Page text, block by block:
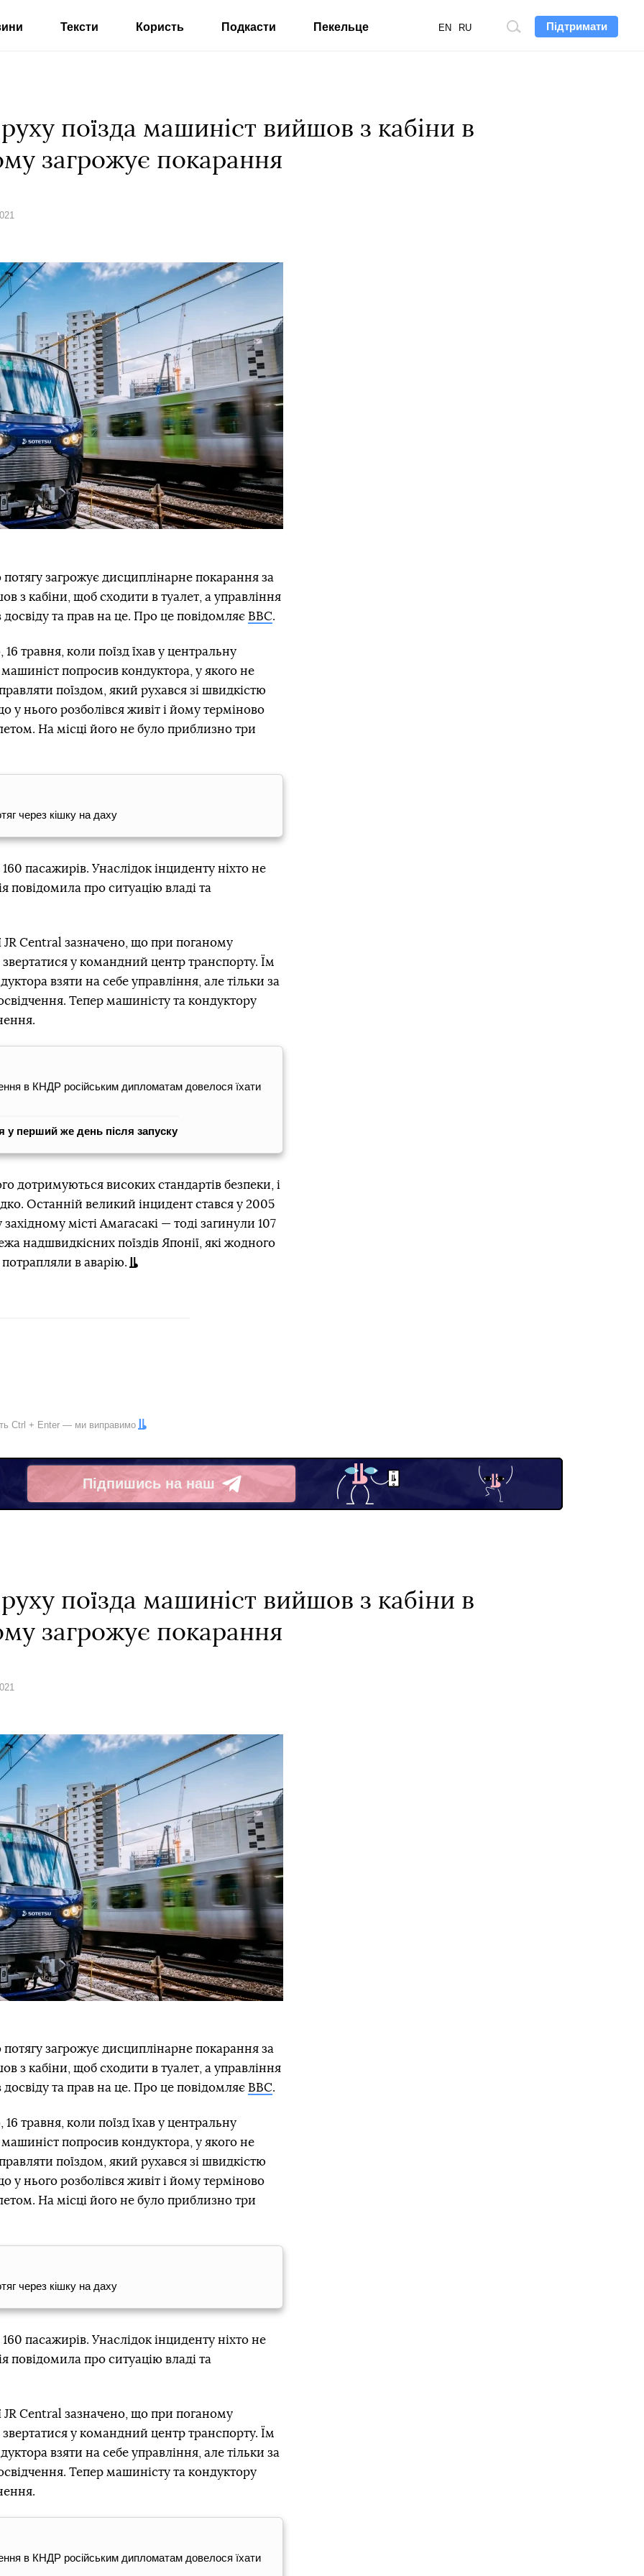
Підтримати
Пошук
EN RU
Тексти Користь Подкасти Пекельце
руху поїзда машиніст вийшов з кабіни в
загрожує покарання
загрожує дисциплінарне покарання за
з кабіни, щоб сходити в туалет, а управління
та прав на це. Про це повідомляє BBC.
травня, коли поїзд їхав у центральну
попросив кондуктора, у якого не
поїздом, який рухався зі швидкістю
у нього розболівся живіт і йому терміново
На місці його не було приблизно три
через кішку на даху
пасажирів. Унаслідок інциденту ніхто не
повідомила про ситуацію владі та
JR Central зазначено, що при поганому
у командний центр транспорту. Їм
взяти на себе управління, але тільки за
Тепер машиністу та кондуктору
в КНДР російським дипломатам довелося їхати
у перший же день після запуску
дотримуються високих стандартів безпеки, і
Останній великий інцидент стався у 2005
місті Амагасакі — тоді загинули 107
надшвидкісних поїздів Японії, які жодного
в аварію.
Ctrl + Enter — ми виправимо
Підпишись на наш
Telegram
руху поїзда машиніст вийшов з кабіни в
загрожує покарання
загрожує дисциплінарне покарання за
з кабіни, щоб сходити в туалет, а управління
та прав на це. Про це повідомляє BBC.
травня, коли поїзд їхав у центральну
попросив кондуктора, у якого не
поїздом, який рухався зі швидкістю
у нього розболівся живіт і йому терміново
На місці його не було приблизно три
через кішку на даху
пасажирів. Унаслідок інциденту ніхто не
повідомила про ситуацію владі та
JR Central зазначено, що при поганому
у командний центр транспорту. Їм
взяти на себе управління, але тільки за
Тепер машиністу та кондуктору
в КНДР російським дипломатам довелося їхати